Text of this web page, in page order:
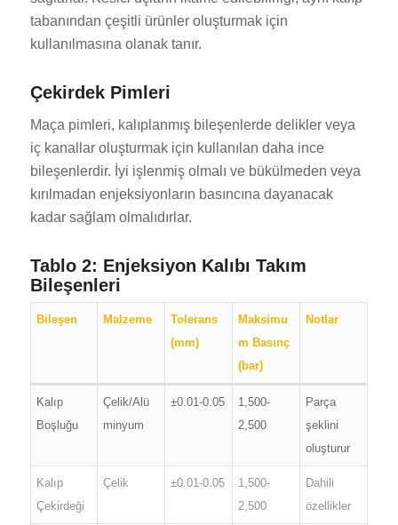
tabanından çeşitli ürünler oluşturmak için
kullanılmasına olanak tanır.
Çekirdek Pimleri
Maça pimleri, kalıplanmış bileşenlerde delikler veya
iç kanallar oluşturmak için kullanılan daha ince
bileşenlerdir. İyi işlenmiş olmalı ve bükülmeden veya
kırılmadan enjeksiyonların basıncına dayanacak
kadar sağlam olmalıdırlar.
Tablo 2: Enjeksiyon Kalıbı Takım
Bileşenleri
Bileşen Malzeme
Tolerans
(mm)
Maksimu
m Basınç
(bar)
Notlar
Kalıp
Boşluğu
Çelik/Alü
minyum
±0.01-0.05
1,500-
2,500
Parça
şeklini
oluşturur
Kalıp
Çekirdeği
Çelik ±0.01-0.05
1,500-
2,500
Dahili
özellikler